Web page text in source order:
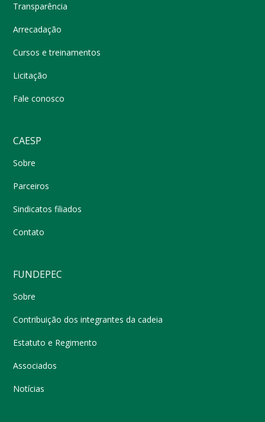
Transparência
Arrecadação
Cursos e treinamentos
Licitação
Fale conosco
CAESP
Sobre
Parceiros
Sindicatos filiados
Contato
FUNDEPEC
Sobre
Contribuição dos integrantes da cadeia
Estatuto e Regimento
Associados
Notícias